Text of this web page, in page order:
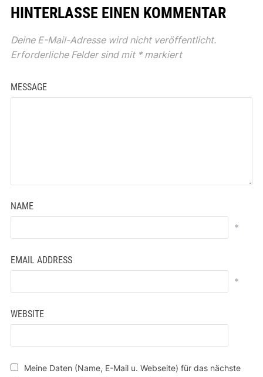
HINTERLASSE EINEN KOMMENTAR
Deine E-Mail-Adresse wird nicht veröffentlicht.
Erforderliche Felder sind mit *markiert
MESSAGE
NAME
*
EMAIL ADDRESS
*
WEBSITE
Meine Daten (Name, E-Mail u. Webseite) für das nächste